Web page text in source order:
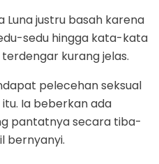
Luna justru basah karena
sedu hingga kata-kata
kurang jelas.
pelecehan seksual
Ia beberkan ada
pantatnya secara tiba-
bernyanyi.